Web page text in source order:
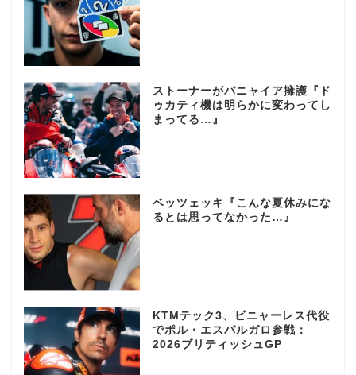
ストーナーがバニャイア擁護『ド
ゥカティ機は明らかに変わってし
まってる…』
ベッツェッキ『こんな夏休みにな
るとは思ってなかった…』
KTMテック3、ビニャーレス代役
でポル・エスパルガロ参戦：
2026ブリティッシュGP